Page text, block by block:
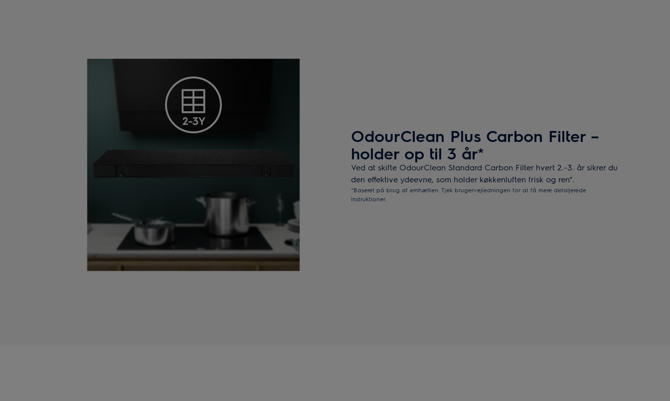
OdourClean Plus Carbon Filter –
holder op til 3 år*
Ved at skifte OdourClean Standard Carbon Filter hvert 2.-3. år sikrer du
den effektive ydeevne, som holder køkkenluften frisk og ren*.
*Baseret på brug af emhætten. Tjek brugervejledningen for at få mere detaljerede
instruktioner.